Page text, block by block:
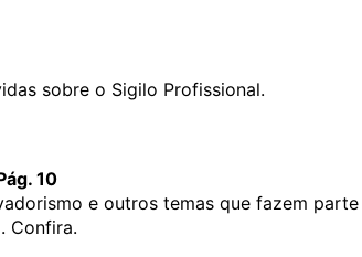
sobre o Sigilo Profissional.
10
e outros temas que fazem parte
Confira.